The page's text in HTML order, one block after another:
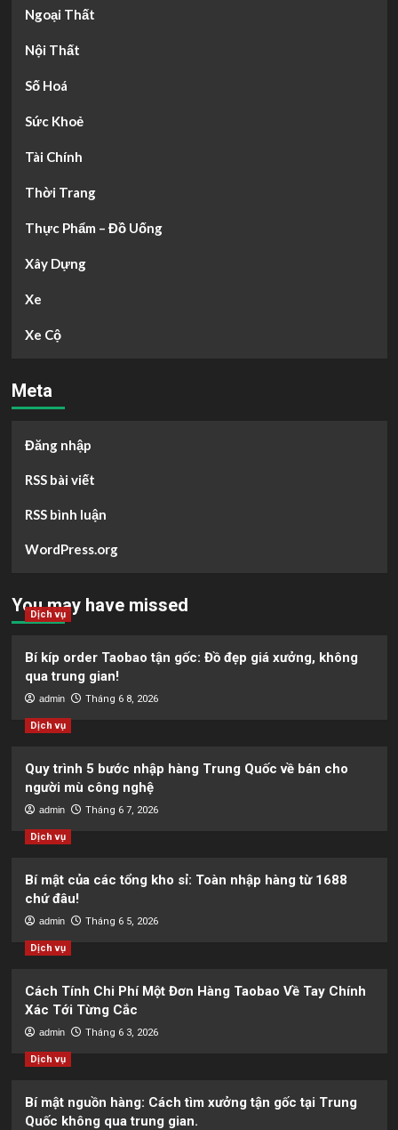
Ngoại Thất
Nội Thất
Số Hoá
Sức Khoẻ
Tài Chính
Thời Trang
Thực Phẩm – Đồ Uống
Xây Dựng
Xe
Xe Cộ
Meta
Đăng nhập
RSS bài viết
RSS bình luận
WordPress.org
You may have missed
Dịch vụ
Bí kíp order Taobao tận gốc: Đồ đẹp giá xưởng, không
qua trung gian!
admin Tháng 6 8, 2026
Dịch vụ
Quy trình 5 bước nhập hàng Trung Quốc về bán cho
người mù công nghệ
admin Tháng 6 7, 2026
Dịch vụ
Bí mật của các tổng kho sỉ: Toàn nhập hàng từ 1688
chứ đâu!
admin Tháng 6 5, 2026
Dịch vụ
Cách Tính Chi Phí Một Đơn Hàng Taobao Về Tay Chính
Xác Tới Từng Cắc
admin Tháng 6 3, 2026
Dịch vụ
Bí mật nguồn hàng: Cách tìm xưởng tận gốc tại Trung
Quốc không qua trung gian.